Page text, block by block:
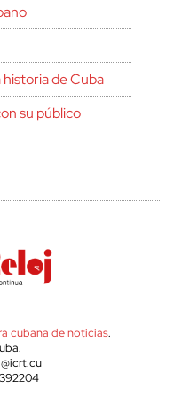
historia de Cuba
su público
cubana de noticias.